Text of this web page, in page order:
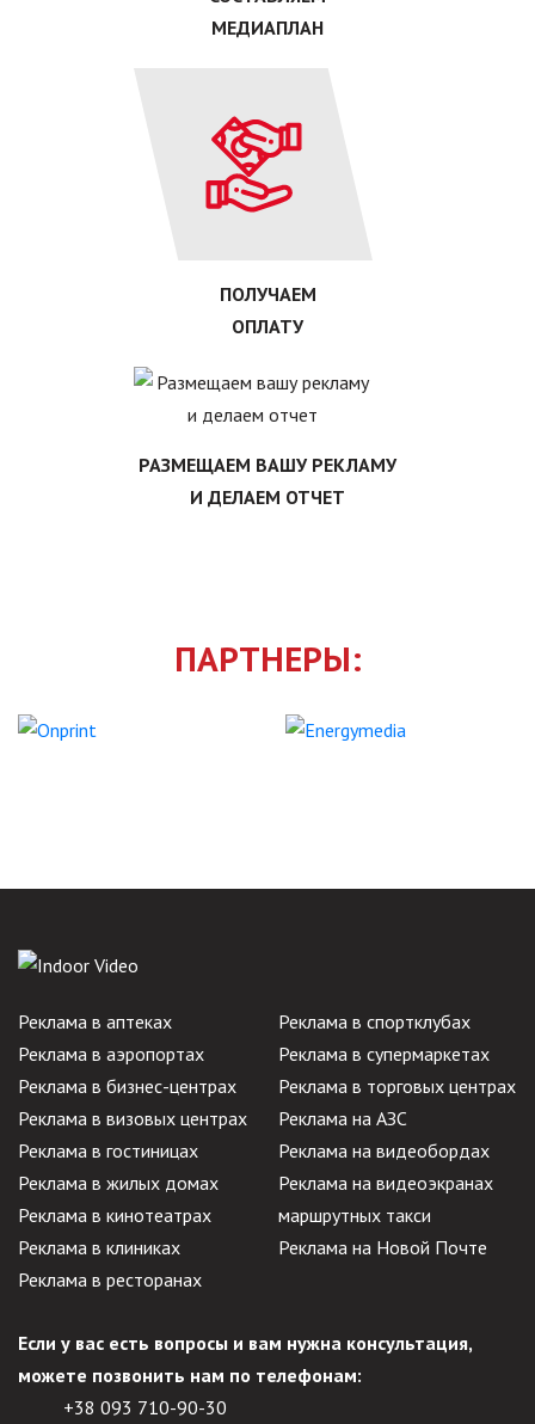
МЕДИАПЛАН
ПОЛУЧАЕМ
ОПЛАТУ
РАЗМЕЩАЕМ ВАШУ РЕКЛАМУ
И ДЕЛАЕМ ОТЧЕТ
ПАРТНЕРЫ:
Реклама в аптеках
Реклама в аэропортах
Реклама в бизнес-центрах
Реклама в визовых центрах
Реклама в гостиницах
Реклама в жилых домах
Реклама в кинотеатрах
Реклама в клиниках
Реклама в ресторанах
Реклама в спортклубах
Реклама в супермаркетах
Реклама в торговых центрах
Реклама на АЗС
Реклама на видеобордах
Реклама на видеоэкранах
маршрутных такси
Реклама на Новой Почте
Если у вас есть вопросы и вам нужна консультация,
можете позвонить нам по телефонам:
+38 093 710-90-30